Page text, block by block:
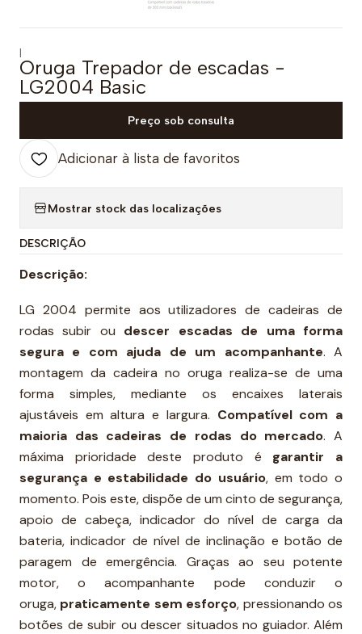
|
Oruga Trepador de escadas -
LG2004 Basic
Preço sob consulta
Adicionar à lista de favoritos
Mostrar stock das localizações
DESCRIÇÃO
Descrição:
LG 2004 permite aos utilizadores de cadeiras de
rodas subir ou descer escadas de uma forma
segura e com ajuda de um acompanhante. A
montagem da cadeira no oruga realiza-se de uma
forma simples, mediante os encaixes laterais
ajustáveis em altura e largura. Compatível com a
maioria das cadeiras de rodas do mercado. A
máxima prioridade deste produto é garantir a
segurança e estabilidade do usuário, em todo o
momento. Pois este, dispõe de um cinto de segurança,
apoio de cabeça, indicador do nível de carga da
bateria, indicador de nível de inclinação e botão de
paragem de emergência. Graças ao seu potente
motor, o acompanhante pode conduzir o
oruga, praticamente sem esforço, pressionando os
botões de subir ou descer situados no guiador. Além